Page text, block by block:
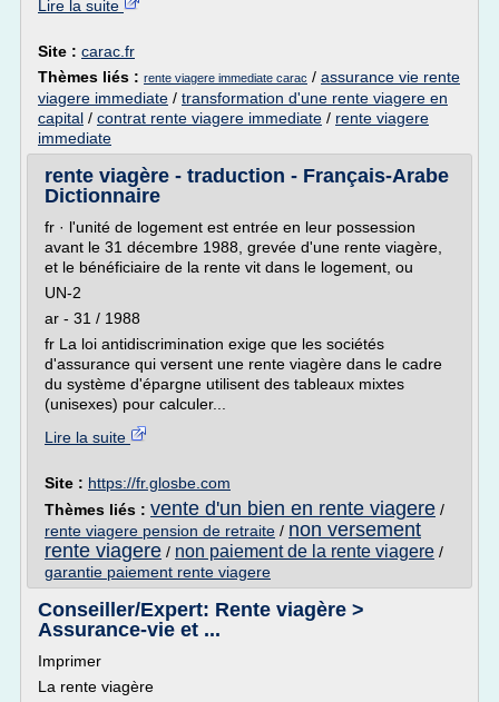
Lire la suite
Site : carac.fr
Thèmes liés : rente viagere immediate carac / assurance vie rente
viagere immediate / transformation d'une rente viagere en
capital / contrat rente viagere immediate / rente viagere
immediate
rente viagère - traduction - Français-Arabe
Dictionnaire
fr · l'unité de logement est entrée en leur possession
avant le 31 décembre 1988, grevée d'une rente viagère,
et le bénéficiaire de la rente vit dans le logement, ou
UN-2
ar - 31 / 1988
fr La loi antidiscrimination exige que les sociétés
d'assurance qui versent une rente viagère dans le cadre
du système d'épargne utilisent des tableaux mixtes
(unisexes) pour calculer...
Lire la suite
Site : https://fr.glosbe.com
Thèmes liés : vente d'un bien en rente viagere /
rente viagere pension de retraite / non versement
rente viagere / non paiement de la rente viagere /
garantie paiement rente viagere
Conseiller/Expert: Rente viagère >
Assurance-vie et ...
Imprimer
La rente viagère